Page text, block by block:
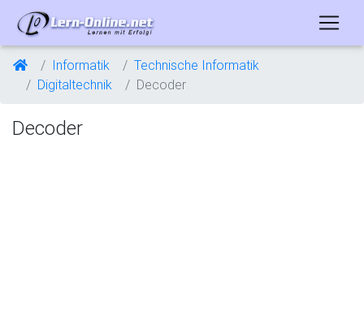
Informatik
Technische Informatik
Digitaltechnik
Decoder
Decoder